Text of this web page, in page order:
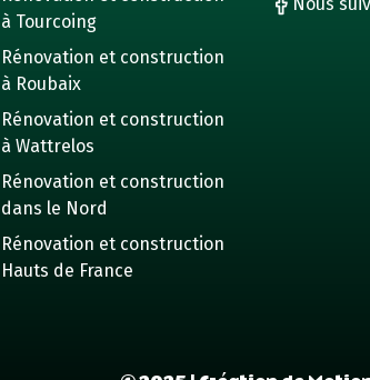
à Tourcoing
Rénovation et construction
à Roubaix
Rénovation et construction
à Wattrelos
Rénovation et construction
dans le Nord
Rénovation et construction
Hauts de France